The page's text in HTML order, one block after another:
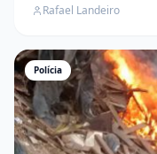
Rafael Landeiro
Polícia